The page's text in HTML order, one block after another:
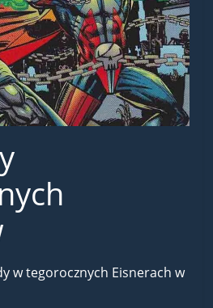
w tegorocznych Eisnerach w